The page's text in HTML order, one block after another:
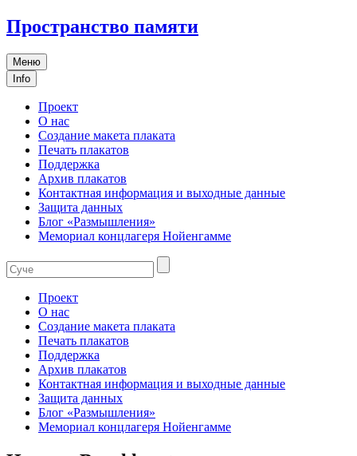
Пространство памяти
Меню
Info
Проект
О нас
Создание макета плаката
Печать плакатов
Поддержка
Архив плакатов
Контактная информация и выходные данные
Защита данных
Блог «Размышления»
Мемориал концлагеря Нойенгамме
Проект
О нас
Создание макета плаката
Печать плакатов
Поддержка
Архив плакатов
Контактная информация и выходные данные
Защита данных
Блог «Размышления»
Мемориал концлагеря Нойенгамме